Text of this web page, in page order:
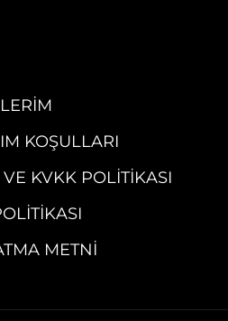
KOŞULLARI
KVKK POLITIKASI
METNI